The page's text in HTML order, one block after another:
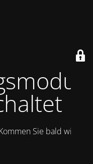
Sie bald wieder.